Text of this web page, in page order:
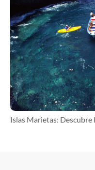
Islas Marietas: Descubre